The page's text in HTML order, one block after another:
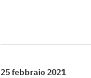
25 febbraio 2021